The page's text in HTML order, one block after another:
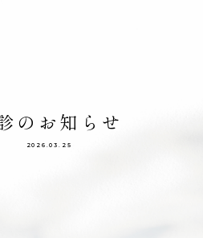
のお知らせ
2026.03.25